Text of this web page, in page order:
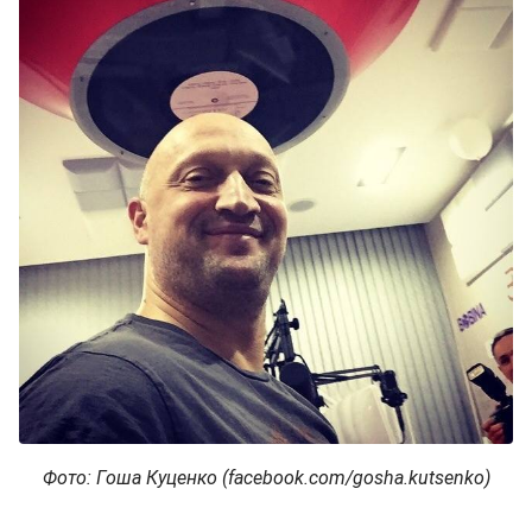
Фото: Гоша Куценко (facebook.com/gosha.kutsenko)